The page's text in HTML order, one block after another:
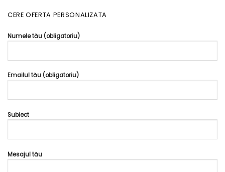
CERE OFERTA PERSONALIZATA
Numele tău (obligatoriu)
Emailul tău (obligatoriu)
Subiect
Mesajul tău